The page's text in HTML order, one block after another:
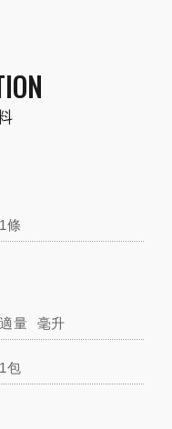
1條
適量 毫升
1包